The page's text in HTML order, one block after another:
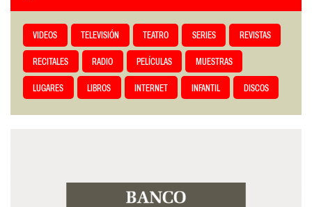
VIDEOS TELEVISIÓN TEATRO SERIES REVISTAS
RECITALES RADIO PELÍCULAS MUESTRAS
LUGARES LIBROS INTERNET INFANTIL DISCOS